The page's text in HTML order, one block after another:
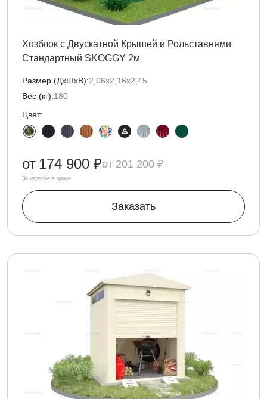
Хозблок с Двускатной Крышей и Рольставнями
Стандартный SKOGGY 2м
Размер (ДxШxВ):2,06х2,16х2,45
Вес (кг):180
Цвет:
201 200 ₽
от 174 900 ₽
За изделие в цинке
Заказать